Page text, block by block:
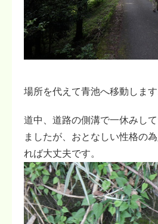
場所を代えて青池へ移動します
道中、道路の側溝で一休みし
ましたが、おとなしい性格の
れば大丈夫です。